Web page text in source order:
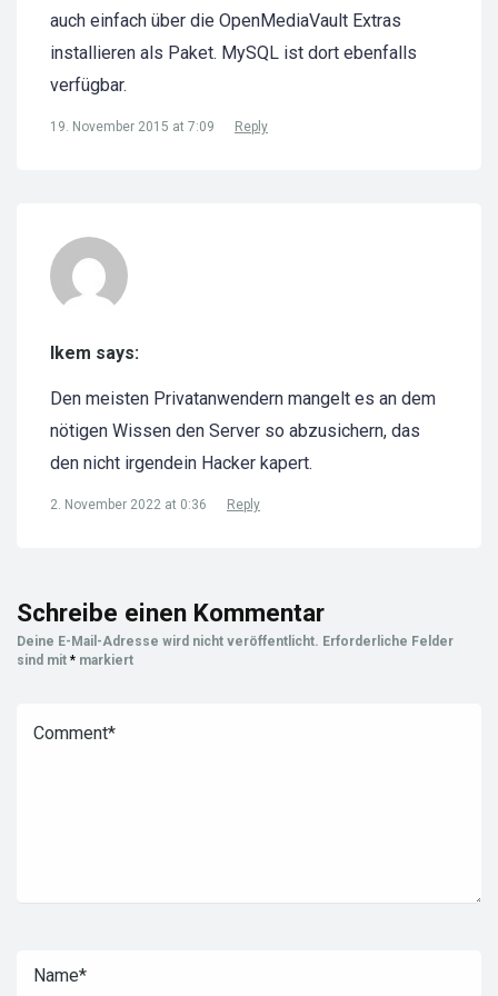
auch einfach über die OpenMediaVault Extras
installieren als Paket. MySQL ist dort ebenfalls
verfügbar.
19. November 2015 at 7:09 Reply
Ikem says:
Den meisten Privatanwendern mangelt es an dem
nötigen Wissen den Server so abzusichern, das
den nicht irgendein Hacker kapert.
2. November 2022 at 0:36 Reply
Schreibe einen Kommentar
Deine E-Mail-Adresse wird nicht veröffentlicht. Erforderliche Felder
sind mit * markiert